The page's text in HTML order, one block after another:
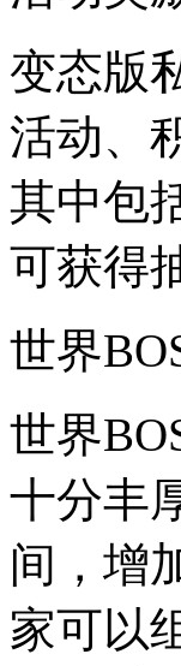
变态版
活动、
其中包
可获得
世界
世界
十分丰
间，增
家可以